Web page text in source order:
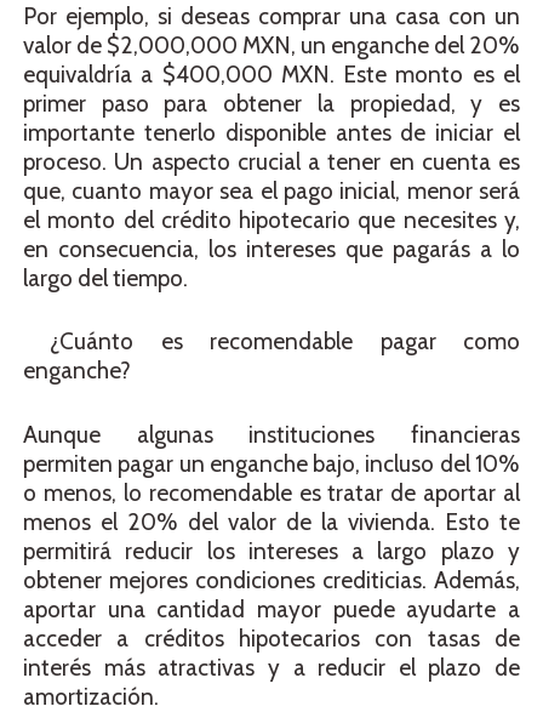
Por ejemplo, si deseas comprar una casa con un
valor de $2,000,000 MXN, un enganche del 20%
equivaldría a $400,000 MXN. Este monto es el
primer paso para obtener la propiedad, y es
importante tenerlo disponible antes de iniciar el
proceso. Un aspecto crucial a tener en cuenta es
que, cuanto mayor sea el pago inicial, menor será
el monto del crédito hipotecario que necesites y,
en consecuencia, los intereses que pagarás a lo
largo del tiempo.
¿Cuánto es recomendable pagar como
enganche?
Aunque algunas instituciones financieras
permiten pagar un enganche bajo, incluso del 10%
o menos, lo recomendable es tratar de aportar al
menos el 20% del valor de la vivienda. Esto te
permitirá reducir los intereses a largo plazo y
obtener mejores condiciones crediticias. Además,
aportar una cantidad mayor puede ayudarte a
acceder a créditos hipotecarios con tasas de
interés más atractivas y a reducir el plazo de
amortización.